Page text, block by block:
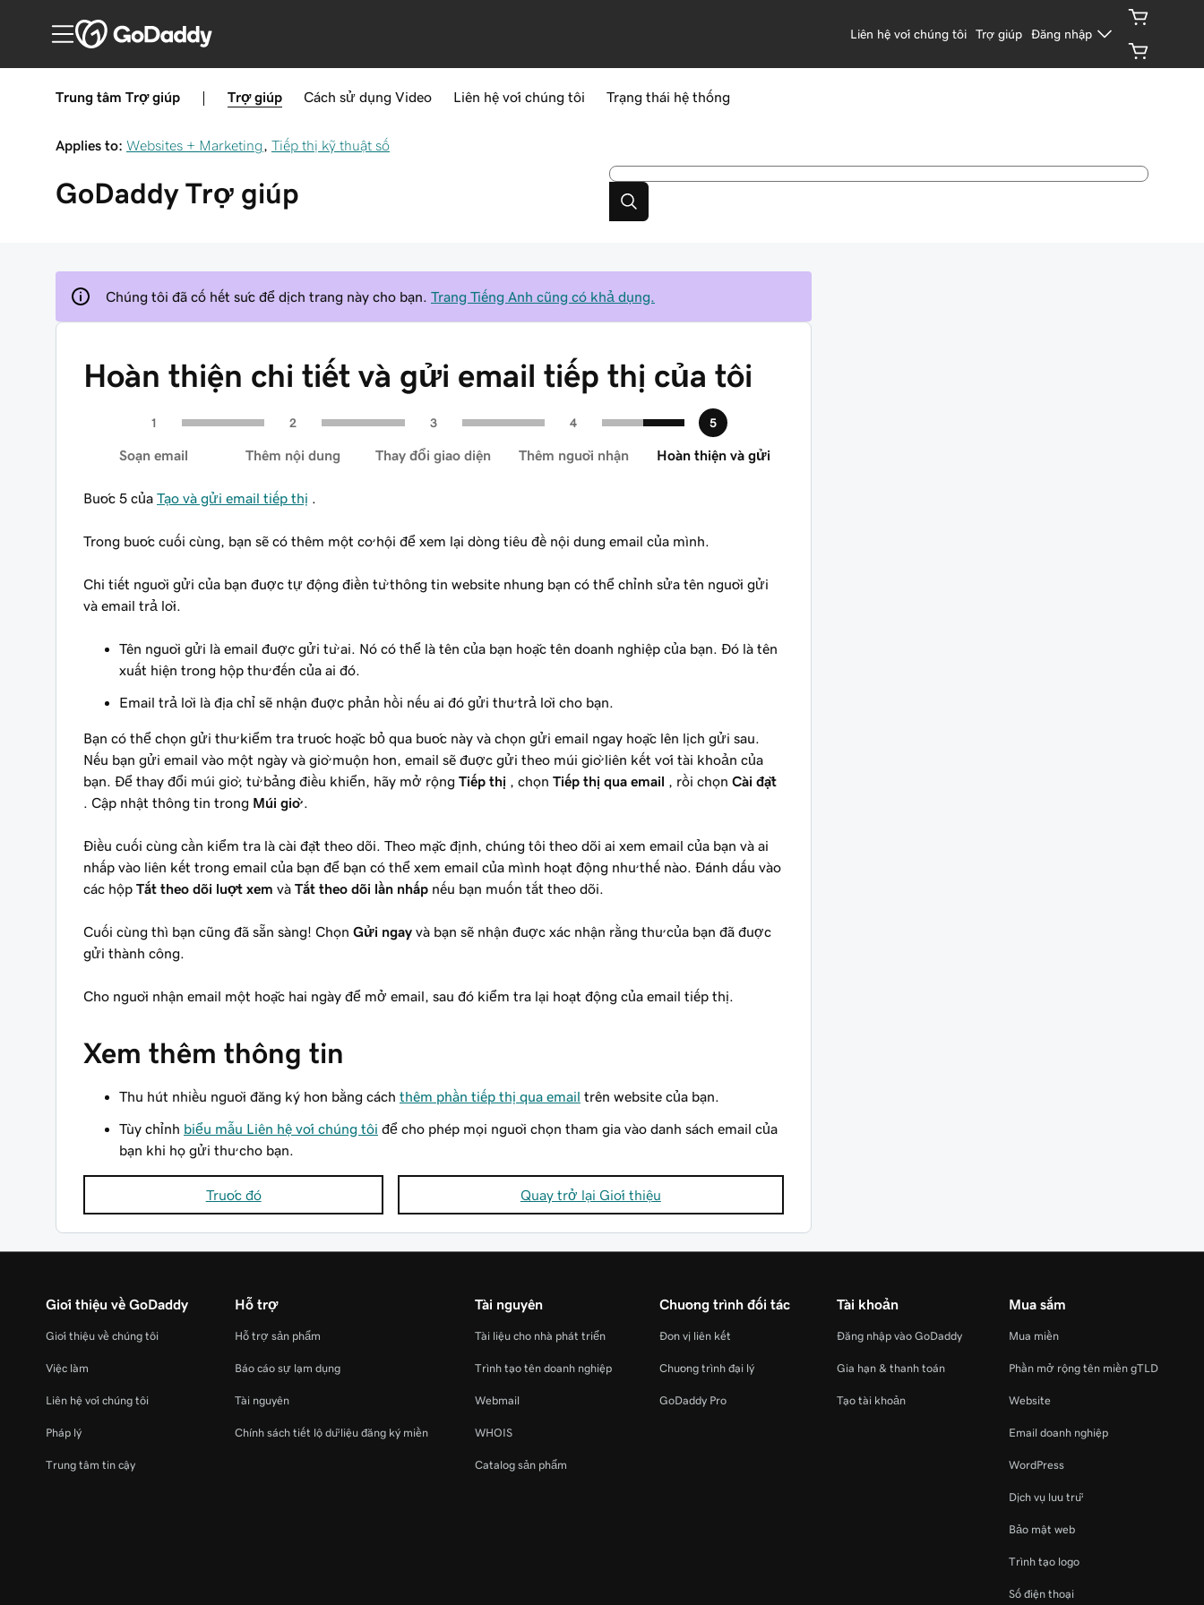
Liên hệ với chúng tôi Trợ giúp Đăng nhập
Trung tâm Trợ giúp Trợ giúp Cách sử dụng Video Liên hệ với chúng tôi Trạng thái hệ thống
Applies to: Websites + Marketing Tiếp thị kỹ thuật số
GoDaddy Trợ giúp
Chúng tôi đã cố hết sức để dịch trang này cho bạn. Trang Tiếng Anh cũng có khả dụng.
Hoàn thiện chi tiết và gửi email tiếp thị của tôi
Soạn email Thêm nội dung Thay đổi giao diện Thêm người nhận Hoàn thiện và gửi
Bước 5 của Tạo và gửi email tiếp thị
Trong bước cuối cùng, bạn sẽ có thêm một cơ hội để xem lại dòng tiêu đề nội dung email của mình.
Chi tiết người gửi của bạn được tự động điền từ thông tin website nhưng bạn có thể chỉnh sửa tên người gửi
và email trả lời.
Tên người gửi là email được gửi từ ai. Nó có thể là tên của bạn hoặc tên doanh nghiệp của bạn. Đó là tên
xuất hiện trong hộp thư đến của ai đó.
Email trả lời là địa chỉ sẽ nhận được phản hồi nếu ai đó gửi thư trả lời cho bạn.
Bạn có thể chọn gửi thư kiểm tra trước hoặc bỏ qua bước này và chọn gửi email ngay hoặc lên lịch gửi sau.
Nếu bạn gửi email vào một ngày và giờ muộn hơn, email sẽ được gửi theo múi giờ liên kết với tài khoản của
bạn. Để thay đổi múi giờ, từ bảng điều khiển, hãy mở rộng Tiếp thị , chọn Tiếp thị qua email , rồi chọn Cài đặt
. Cập nhật thông tin trong Múi giờ.
Điều cuối cùng cần kiểm tra là cài đặt theo dõi. Theo mặc định, chúng tôi theo dõi ai xem email của bạn và ai
nhấp vào liên kết trong email của bạn để bạn có thể xem email của mình hoạt động như thế nào. Đánh dấu vào
các hộp Tắt theo dõi lượt xem và Tắt theo dõi lần nhấp nếu bạn muốn tắt theo dõi.
Cuối cùng thì bạn cũng đã sẵn sàng! Chọn Gửi ngay và bạn sẽ nhận được xác nhận rằng thư của bạn đã được
gửi thành công.
Cho người nhận email một hoặc hai ngày để mở email, sau đó kiểm tra lại hoạt động của email tiếp thị.
Xem thêm thông tin
Thu hút nhiều người đăng ký hơn bằng cách thêm phần tiếp thị qua email trên website của bạn.
Tùy chỉnh biểu mẫu Liên hệ với chúng tôi để cho phép mọi người chọn tham gia vào danh sách email của
bạn khi họ gửi thư cho bạn.
Trước đó Quay trở lại Giới thiệu
Giới thiệu về GoDaddy
Giới thiệu về chúng tôi
Việc làm
Liên hệ với chúng tôi
Pháp lý
Trung tâm tin cậy
Hỗ trợ
Hỗ trợ sản phẩm
Báo cáo sự lạm dụng
Tài nguyên
Chính sách tiết lộ dữ liệu đăng ký miền
Tài nguyên
Tài liệu cho nhà phát triển
Trình tạo tên doanh nghiệp
Webmail
WHOIS
Catalog sản phẩm
Chương trình đối tác
Đơn vị liên kết
Chương trình đại lý
GoDaddy Pro
Tài khoản
Đăng nhập vào GoDaddy
Gia hạn & thanh toán
Tạo tài khoản
Mua sắm
Mua miền
Phần mở rộng tên miền gTLD
Website
Email doanh nghiệp
WordPress
Dịch vụ lưu trữ
Bảo mật web
Trình tạo logo
Số điện thoại